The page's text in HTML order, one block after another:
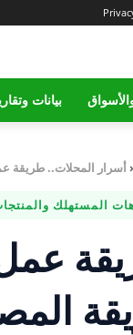
بيانات
أسرار المحلات.. طريقة
المستهلك